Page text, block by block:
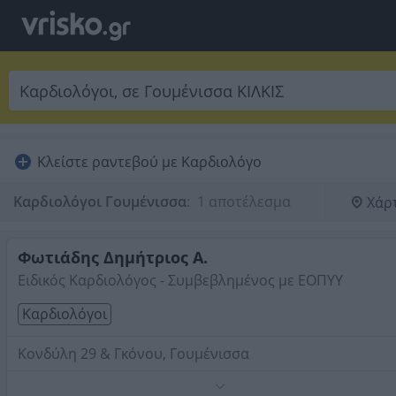
Κλείστε ραντεβού με Καρδιολόγο
Καρδιολόγοι Γουμένισσα: 1 αποτέλεσμα
Φωτιάδης Δημήτριος Α.
Ειδικός Καρδιολόγος - Συμβεβλημένος με ΕΟΠΥΥ
Καρδιολόγοι
Κονδύλη 29 & Γκόνου, Γουμένισσα